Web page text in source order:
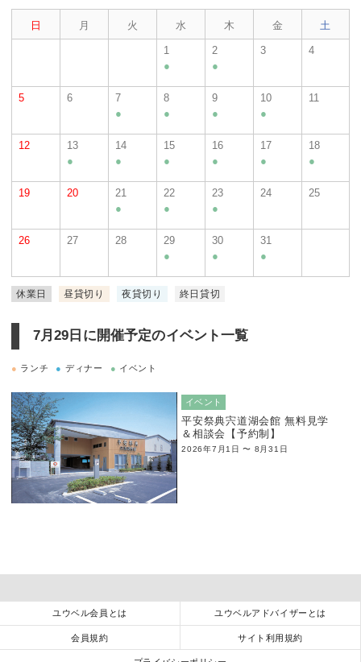
日 月 火 水 木 金 土
1
●
2
●
3 4
5 6
7
●
8
●
9
●
10
●
11
12
13
●
14
●
15
●
16
●
17
●
18
●
19 20
21
●
22
●
23
●
24 25
26 27 28
29
●
30
●
31
●
休業日 昼貸切り 夜貸切り 終日貸切
7月29日に 開催予定のイベント一覧
● ランチ ● ディナー ● イベント
イベント
平安祭典宍道湖会館 無料見学
＆相談会【予約制】
2026年7月1日 〜 8月31日
ユウベル会員とは ユウベルアドバイザーとは
会員規約 サイト利用規約